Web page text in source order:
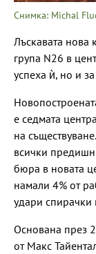
Снимка: Michal
Лъскавата нова
група N26 в
успеха ѝ, но и
е седмата
на
всички
бюра в новата
намали 4% от
удари спирачки
Основана през
от Макс